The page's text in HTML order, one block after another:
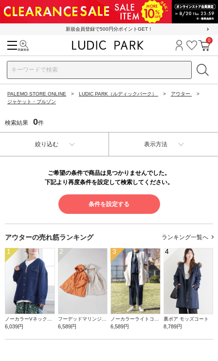
新規会員登録で500円分ポイントGET！
ログイン
お気に
カ
0
PALEMO STORE ONLINE LUDIC PARK（ルディックパーク）
アウター
ジャケット・ブルゾン
検索結果 0件
絞り込む 表示方法
ご希望の条件で商品は見つかりませんでした。
下記より再度条件を設定して検索してください。
条件を設定する
アウターの売れ筋ランキング ランキング一覧へ
1
6,039円
2
6,589円
3
6,589円
4
裏ボア モッズコート
8,789円